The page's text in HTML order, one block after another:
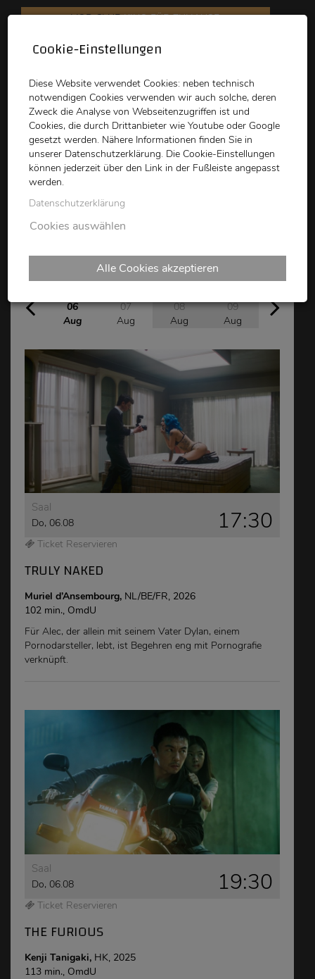
VOD CLUBKINO FÜR ZUHAUSE
schikaneder
Top Kino
schikaneder CLUB
06
Aug
07
Aug
08
Aug
09
Aug
10
Saal
Do, 06.08 17:30
Ticket Reservieren
TRULY NAKED
Muriel d’Ansembourg, NL/BE/FR, 2026
102 min., OmdU
Für Alec, der allein mit seinem Vater Dylan, einem
Pornodarsteller, lebt, ist Begehren eng mit Pornografie
verknüpft.
Saal
Do, 06.08 19:30
Ticket Reservieren
THE FURIOUS
Kenji Tanigaki, HK, 2025
113 min., OmdU
Cookie-Einstellungen
Diese Website verwendet Cookies: neben technisch
notwendigen Cookies verwenden wir auch solche, deren
Zweck die Analyse von Webseitenzugriffen ist und
Cookies, die durch Drittanbieter wie Youtube oder Google
gesetzt werden. Nähere Informationen finden Sie in
unserer Datenschutzerklärung. Die Cookie-Einstellungen
können jederzeit über den Link in der Fußleiste angepasst
werden.
Datenschutzerklärung
Cookies auswählen
Alle Cookies akzeptieren